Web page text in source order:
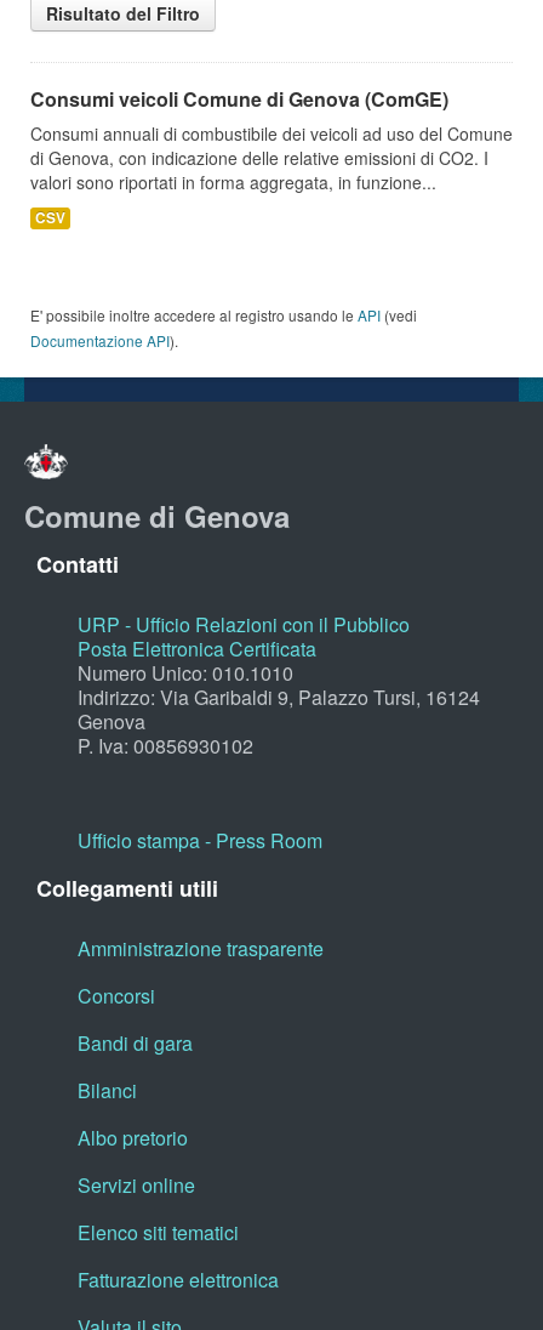
Risultato del Filtro
Consumi veicoli Comune di Genova (ComGE)
Consumi annuali di combustibile dei veicoli ad uso del Comune
di Genova, con indicazione delle relative emissioni di CO2. I
valori sono riportati in forma aggregata, in funzione...
CSV
E' possibile inoltre accedere al registro usando le API (vedi
Documentazione API).
Comune di Genova
Contatti
URP - Ufficio Relazioni con il Pubblico
Posta Elettronica Certificata
Numero Unico: 010.1010
Indirizzo: Via Garibaldi 9, Palazzo Tursi, 16124
Genova
P. Iva: 00856930102
Ufficio stampa - Press Room
Collegamenti utili
Amministrazione trasparente
Concorsi
Bandi di gara
Bilanci
Albo pretorio
Servizi online
Elenco siti tematici
Fatturazione elettronica